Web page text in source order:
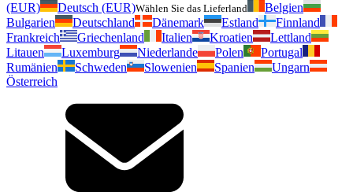
(EUR)
Deutsch (EUR)Wählen Sie das Lieferland
Belgien
Bulgarien
Deutschland Dänemark Estland
Finnland
Frankreich
Griechenland Italien Kroatien
Lettland
Litauen
Luxemburg Niederlande Polen
Portugal
Rumänien
Schweden Slowenien Spanien
Ungarn
Österreich